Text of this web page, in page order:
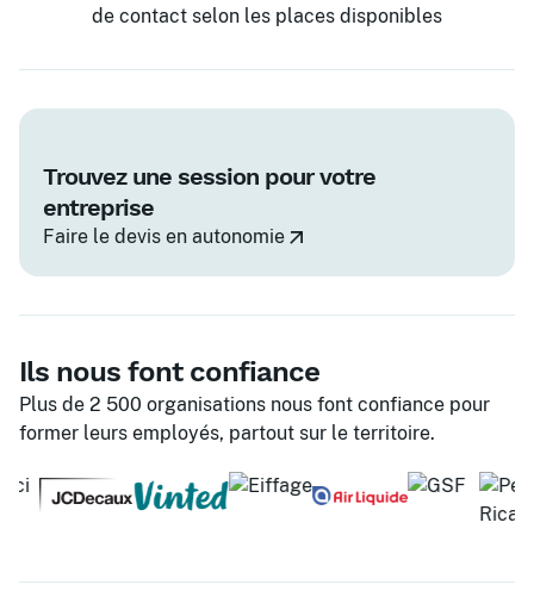
de contact selon les places disponibles
Trouvez une session pour votre
entreprise
Faire le devis en autonomie
Ils nous font confiance
Plus de 2 500 organisations nous font confiance pour
former leurs employés, partout sur le territoire.